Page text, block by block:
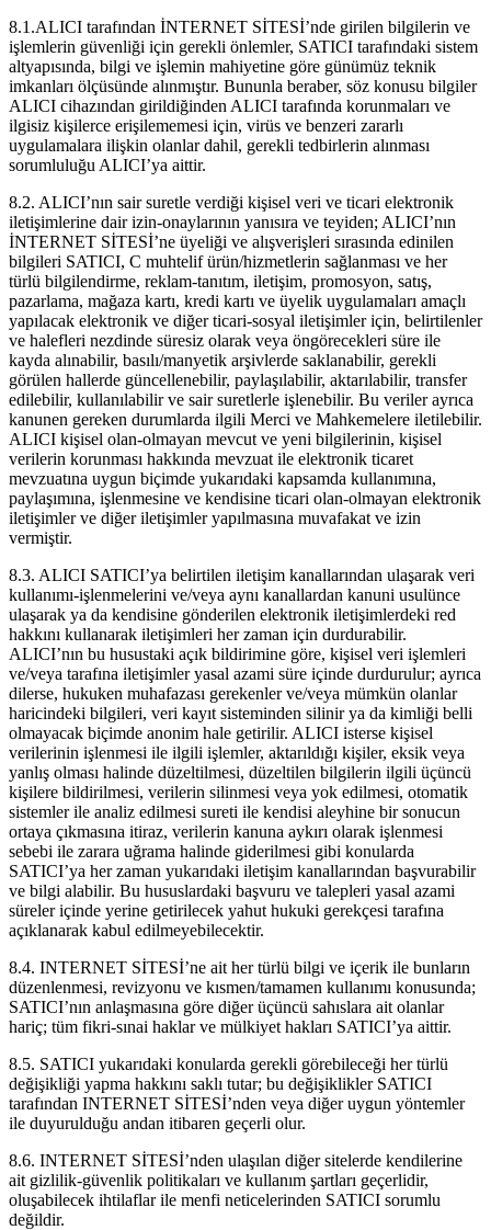
8.1.ALICI tarafından İNTERNET SİTESİ’nde girilen bilgilerin ve
işlemlerin güvenliği için gerekli önlemler, SATICI tarafındaki sistem
altyapısında, bilgi ve işlemin mahiyetine göre günümüz teknik
imkanları ölçüsünde alınmıştır. Bununla beraber, söz konusu bilgiler
ALICI cihazından girildiğinden ALICI tarafında korunmaları ve
ilgisiz kişilerce erişilememesi için, virüs ve benzeri zararlı
uygulamalara ilişkin olanlar dahil, gerekli tedbirlerin alınması
sorumluluğu ALICI’ya aittir.
8.2. ALICI’nın sair suretle verdiği kişisel veri ve ticari elektronik
iletişimlerine dair izin-onaylarının yanısıra ve teyiden; ALICI’nın
İNTERNET SİTESİ’ne üyeliği ve alışverişleri sırasında edinilen
bilgileri SATICI, C muhtelif ürün/hizmetlerin sağlanması ve her
türlü bilgilendirme, reklam-tanıtım, iletişim, promosyon, satış,
pazarlama, mağaza kartı, kredi kartı ve üyelik uygulamaları amaçlı
yapılacak elektronik ve diğer ticari-sosyal iletişimler için, belirtilenler
ve halefleri nezdinde süresiz olarak veya öngörecekleri süre ile
kayda alınabilir, basılı/manyetik arşivlerde saklanabilir, gerekli
görülen hallerde güncellenebilir, paylaşılabilir, aktarılabilir, transfer
edilebilir, kullanılabilir ve sair suretlerle işlenebilir. Bu veriler ayrıca
kanunen gereken durumlarda ilgili Merci ve Mahkemelere iletilebilir.
ALICI kişisel olan-olmayan mevcut ve yeni bilgilerinin, kişisel
verilerin korunması hakkında mevzuat ile elektronik ticaret
mevzuatına uygun biçimde yukarıdaki kapsamda kullanımına,
paylaşımına, işlenmesine ve kendisine ticari olan-olmayan elektronik
iletişimler ve diğer iletişimler yapılmasına muvafakat ve izin
vermiştir.
8.3. ALICI SATICI’ya belirtilen iletişim kanallarından ulaşarak veri
kullanımı-işlenmelerini ve/veya aynı kanallardan kanuni usulünce
ulaşarak ya da kendisine gönderilen elektronik iletişimlerdeki red
hakkını kullanarak iletişimleri her zaman için durdurabilir.
ALICI’nın bu husustaki açık bildirimine göre, kişisel veri işlemleri
ve/veya tarafına iletişimler yasal azami süre içinde durdurulur; ayrıca
dilerse, hukuken muhafazası gerekenler ve/veya mümkün olanlar
haricindeki bilgileri, veri kayıt sisteminden silinir ya da kimliği belli
olmayacak biçimde anonim hale getirilir. ALICI isterse kişisel
verilerinin işlenmesi ile ilgili işlemler, aktarıldığı kişiler, eksik veya
yanlış olması halinde düzeltilmesi, düzeltilen bilgilerin ilgili üçüncü
kişilere bildirilmesi, verilerin silinmesi veya yok edilmesi, otomatik
sistemler ile analiz edilmesi sureti ile kendisi aleyhine bir sonucun
ortaya çıkmasına itiraz, verilerin kanuna aykırı olarak işlenmesi
sebebi ile zarara uğrama halinde giderilmesi gibi konularda
SATICI’ya her zaman yukarıdaki iletişim kanallarından başvurabilir
ve bilgi alabilir. Bu hususlardaki başvuru ve talepleri yasal azami
süreler içinde yerine getirilecek yahut hukuki gerekçesi tarafına
açıklanarak kabul edilmeyebilecektir.
8.4. INTERNET SİTESİ’ne ait her türlü bilgi ve içerik ile bunların
düzenlenmesi, revizyonu ve kısmen/tamamen kullanımı konusunda;
SATICI’nın anlaşmasına göre diğer üçüncü sahıslara ait olanlar
hariç; tüm fikri-sınai haklar ve mülkiyet hakları SATICI’ya aittir.
8.5. SATICI yukarıdaki konularda gerekli görebileceği her türlü
değişikliği yapma hakkını saklı tutar; bu değişiklikler SATICI
tarafından INTERNET SİTESİ’nden veya diğer uygun yöntemler
ile duyurulduğu andan itibaren geçerli olur.
8.6. INTERNET SİTESİ’nden ulaşılan diğer sitelerde kendilerine
ait gizlilik-güvenlik politikaları ve kullanım şartları geçerlidir,
oluşabilecek ihtilaflar ile menfi neticelerinden SATICI sorumlu
değildir.